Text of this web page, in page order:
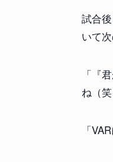
試合
いて
「『
ね（
「